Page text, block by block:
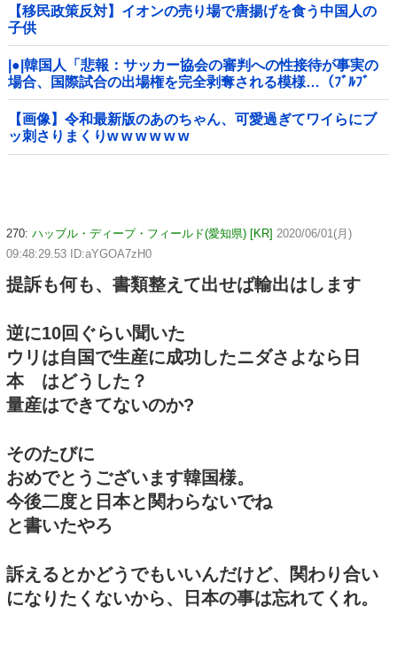
【移民政策反対】イオンの売り場で唐揚げを食う中国人の
子供
|●|韓国人「悲報：サッカー協会の審判への性接待が事実の
場合、国際試合の出場権を完全剥奪される模様…（ﾌﾞﾙﾌﾞ
ﾙ」＝韓国の反応
【画像】令和最新版のあのちゃん、可愛過ぎてワイらにブ
ッ刺さりまくりw w w w w w
270: ハッブル・ディープ・フィールド(愛知県) [KR] 2020/06/01(月)
09:48:29.53 ID:aYGOA7zH0
提訴も何も、書類整えて出せば輸出はします
逆に10回ぐらい聞いた
ウリは自国で生産に成功したニダさよなら日
本 はどうした？
量産はできてないのか?
そのたびに
おめでとうございます韓国様。
今後二度と日本と関わらないでね
と書いたやろ
訴えるとかどうでもいいんだけど、関わり合い
になりたくないから、日本の事は忘れてくれ。